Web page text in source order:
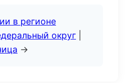
в регионе
округ
→